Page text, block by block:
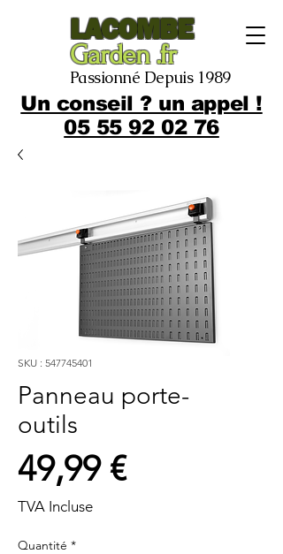
LACOMBE
Garden .fr
Passionné Depuis 1989
Un conseil ? un appel !
05 55 92 02 76
SKU : 547745401
Panneau porte-
outils
49,99 €Prix
TVA Incluse
Quantité *